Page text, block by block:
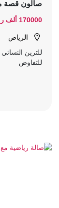
صالون قصة
170000 ألف ر.س
الرياض
للتزين
للتفاوض